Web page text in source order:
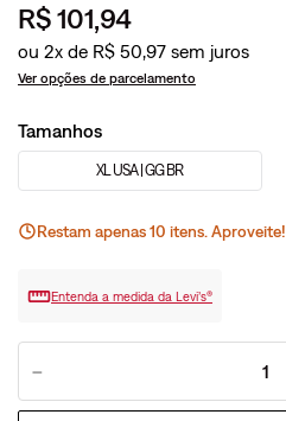
R$101,94
ou 2x de R$ 50,97
Ver opções de parcelamento
Tamanhos
XL USA | GG BR
Restam apenas10 itens. Aproveite!
Entenda a medida da Levi’s®
－